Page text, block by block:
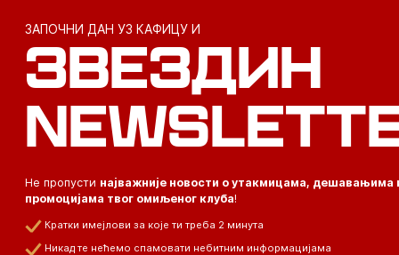
ЗАПОЧНИ ДАН УЗ КАФИЦУ И
ЗВЕЗДИН
Не пропусти најважније новости о утакмицама, дешавањима
промоцијама твог омиљеног клуба!
Кратки имејлови за које ти треба 2 минута
Никад те нећемо спамовати небитним информацијама